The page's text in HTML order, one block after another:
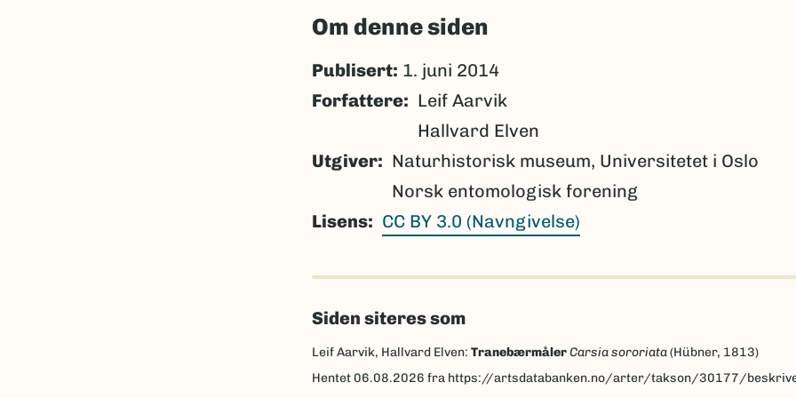
Om denne siden
Publisert: 1. juni 2014
Forfattere
Leif Aarvik
Hallvard Elven
Utgiver
Naturhistorisk museum, Universitetet i Oslo
Norsk entomologisk forening
Lisens
CC BY 3.0 (Navngivelse)
Siden siteres som
Leif Aarvik, Hallvard Elven: TranebærmålerCarsia sororiata(Hübner, 1813)
Hentet 06.08.2026 fra https://artsdatabanken.no/arter/takson/30177/